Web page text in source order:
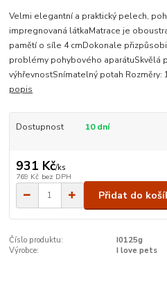
Velmi elegantní a praktický pelech,
impregnovaná látkaMatrace je
pamětí o síle 4 cmDokonale
problémy pohybového aparátuSkvělá
výhřevnostSnímatelný potah Rozměry:
popis
Dostupnost 10 dní
931 Kč/ks
769 Kč bez DPH
Přidat do
Číslo produktu:
I0125g
Výrobce:
I love pets